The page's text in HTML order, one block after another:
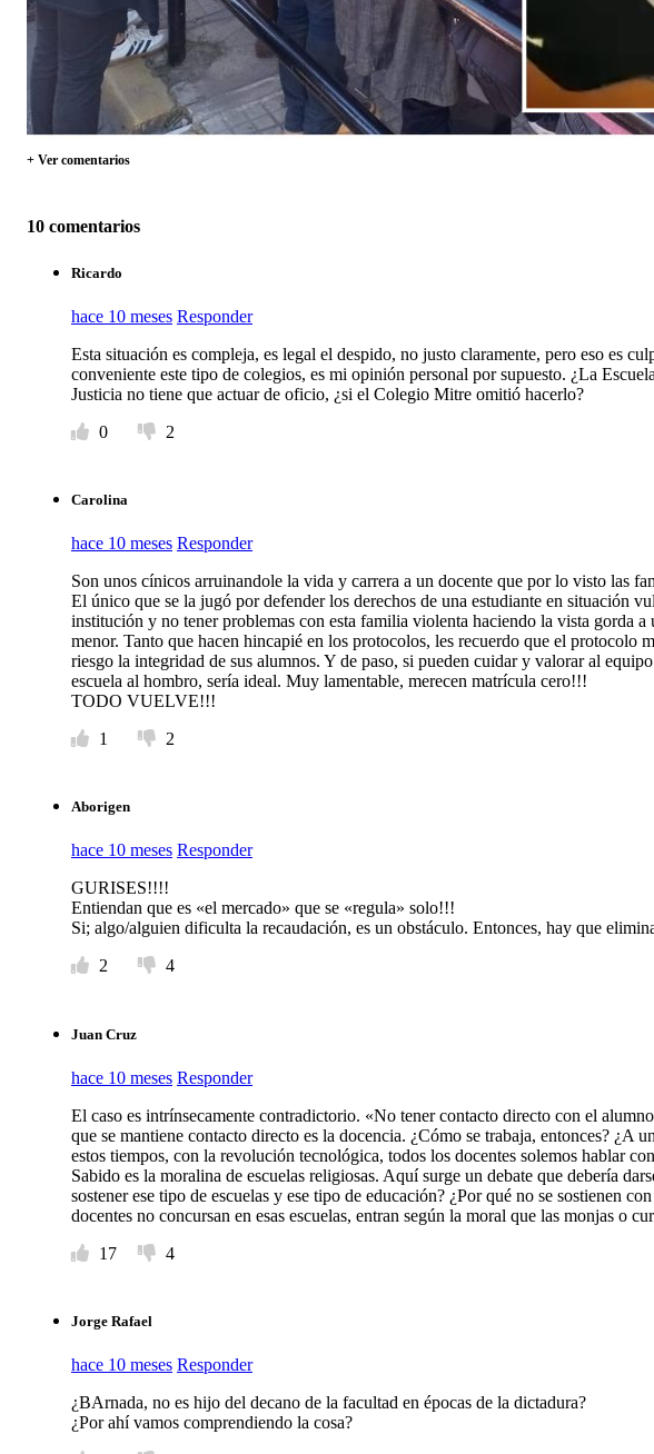
+ Ver comentarios
10 comentarios
Ricardo
hace 10 meses Responder
Esta situación es compleja, es legal el despido, no justo claramente, pero eso es
conveniente este tipo de colegios, es mi opinión personal por supuesto. ¿La
Justicia no tiene que actuar de oficio, ¿si el Colegio Mitre omitió hacerlo?
0
2
Carolina
hace 10 meses Responder
Son unos cínicos arruinandole la vida y carrera a un docente que por lo visto las
El único que se la jugó por defender los derechos de una estudiante en situación
institución y no tener problemas con esta familia violenta haciendo la vista gorda
menor. Tanto que hacen hincapié en los protocolos, les recuerdo que el protocolo
riesgo la integridad de sus alumnos. Y de paso, si pueden cuidar y valorar al
escuela al hombro, sería ideal. Muy lamentable, merecen matrícula cero!!!
TODO VUELVE!!!
1
2
Aborigen
hace 10 meses Responder
GURISES!!!!
Entiendan que es «el mercado» que se «regula» solo!!!
Si; algo/alguien dificulta la recaudación, es un obstáculo. Entonces, hay que
2
4
Juan Cruz
hace 10 meses Responder
El caso es intrínsecamente contradictorio. «No tener contacto directo con el
que se mantiene contacto directo es la docencia. ¿Cómo se trabaja, entonces? ¿A
estos tiempos, con la revolución tecnológica, todos los docentes solemos hablar
Sabido es la moralina de escuelas religiosas. Aquí surge un debate que debería
sostener ese tipo de escuelas y ese tipo de educación? ¿Por qué no se sostienen
docentes no concursan en esas escuelas, entran según la moral que las monjas o
17
4
Jorge Rafael
hace 10 meses Responder
¿BArnada, no es hijo del decano de la facultad en épocas de la dictadura?
¿Por ahí vamos comprendiendo la cosa?